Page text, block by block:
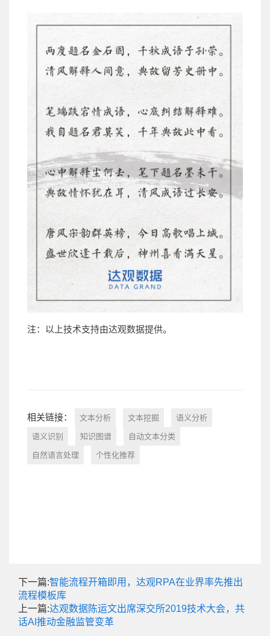
注：以上技术支持由达观数据提供。
相关链接： 文本分析 文本挖掘 语义分析
语义识别 知识图谱 自动文本分类
自然语言处理 个性化推荐
下一篇:智能流程开箱即用，达观RPA在业界率先推出
流程模板库
上一篇:达观数据陈运文出席深交所2019技术大会，共
话AI推动金融监管变革